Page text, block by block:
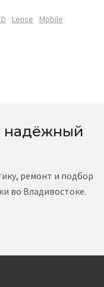
Lense
Mobile
надёжный
ремонт и подбор
во Владивостоке.